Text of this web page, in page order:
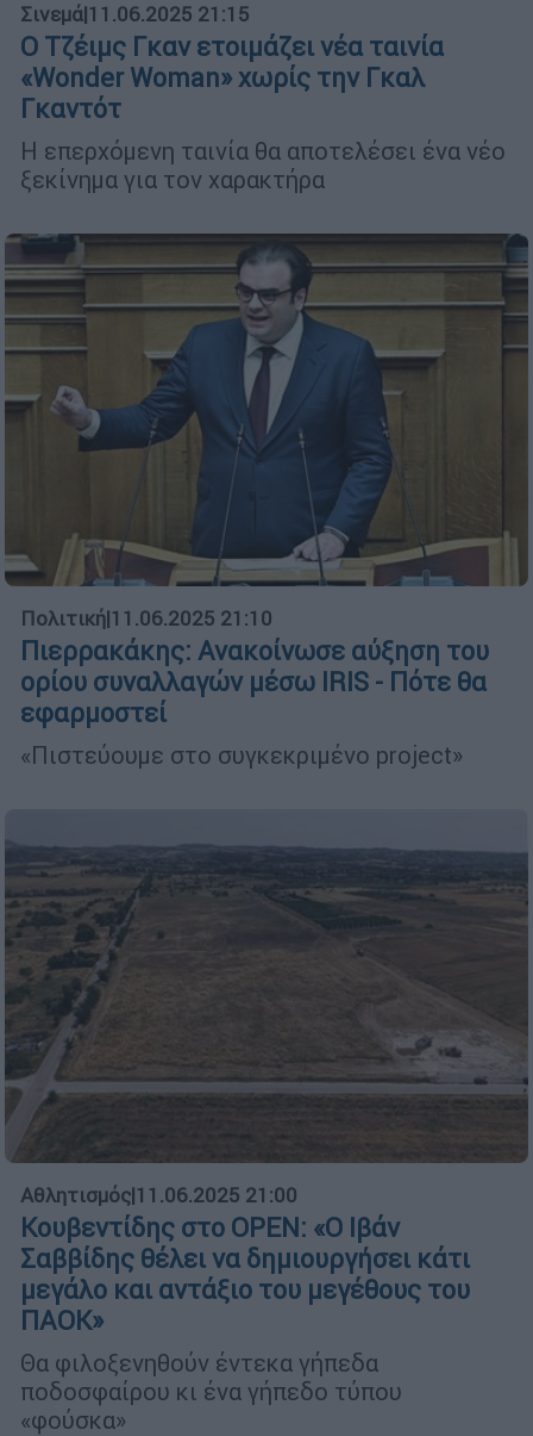
Σινεμά|11.06.2025 21:15
Ο Τζέιμς Γκαν ετοιμάζει νέα ταινία
«Wonder Woman» χωρίς την Γκαλ
Γκαντότ
Η επερχόμενη ταινία θα αποτελέσει ένα νέο
ξεκίνημα για τον χαρακτήρα
Πολιτική|11.06.2025 21:10
Πιερρακάκης: Ανακοίνωσε αύξηση του
ορίου συναλλαγών μέσω IRIS - Πότε θα
εφαρμοστεί
«Πιστεύουμε στο συγκεκριμένο project»
Αθλητισμός|11.06.2025 21:00
Κουβεντίδης στο OPEN: «Ο Ιβάν
Σαββίδης θέλει να δημιουργήσει κάτι
μεγάλο και αντάξιο του μεγέθους του
ΠΑΟΚ»
Θα φιλοξενηθούν έντεκα γήπεδα
ποδοσφαίρου κι ένα γήπεδο τύπου
«φούσκα»